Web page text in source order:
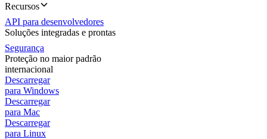
Recursos
API para desenvolvedores
Soluções integradas e prontas
Segurança
Proteção no maior padrão
internacional
Descarregar
para Windows
Descarregar
para Mac
Descarregar
para Linux